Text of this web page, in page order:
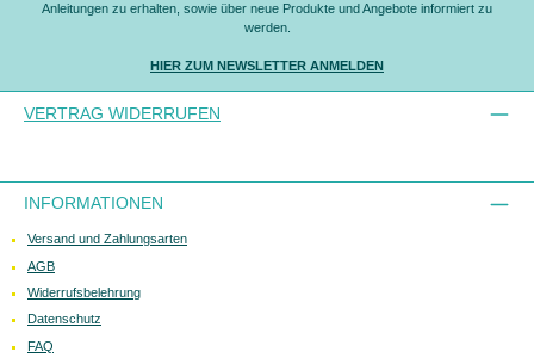
Anleitungen zu erhalten, sowie über neue Produkte und Angebote informiert zu
werden.
HIER ZUM NEWSLETTER ANMELDEN
VERTRAG WIDERRUFEN
INFORMATIONEN
Versand und Zahlungsarten
AGB
Widerrufsbelehrung
Datenschutz
FAQ